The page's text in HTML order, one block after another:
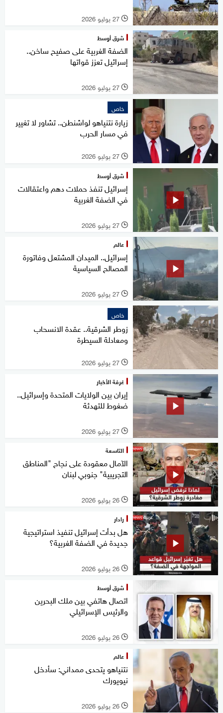
l 27 يوليو 2026
شرق أوسط
الضفة الغربية على صفيح ساخن..
إسرائيل تعزز قواتها
l 27 يوليو 2026
خاص
زيارة نتنياهو لواشنطن.. تشاور لا تغيير
في مسار الحرب
l 27 يوليو 2026
شرق أوسط
إسرائيل تنفذ حملات دهم واعتقالات
في الضفة الغربية
l 27 يوليو 2026
عالم
إسرائيل.. الميدان المشتعل وفاتورة
المصالح السياسية
l 27 يوليو 2026
خاص
زوطر الشرقية.. عقدة الانسحاب
ومعادلة السيطرة
l 27 يوليو 2026
غرفة الأخبار
إيران بين الولايات المتحدة وإسرائيل..
ضغوط للتهدئة
l 27 يوليو 2026
التاسعة
الآمال معقودة على نجاح "المناطق
التجريبية" جنوبي لبنان
l 26 يوليو 2026
رادار
هل بدأت إسرائيل تنفيذ استراتيجية
جديدة في الضفة الغربية؟
l 26 يوليو 2026
شرق أوسط
اتصال هاتفي بين ملك البحرين
والرئيس الإسرائيلي
l 26 يوليو 2026
عالم
نتنياهو يتحدى ممداني: سأدخل
نيويورك
l 26 يوليو 2026